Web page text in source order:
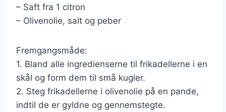
– Saft fra 1 citron
– Olivenolie, salt og peber
Fremgangsmåde:
1. Bland alle ingredienserne til frikadellerne i en
skål og form dem til små kugler.
2. Steg frikadellerne i olivenolie på en pande,
indtil de er gyldne og gennemstegte.